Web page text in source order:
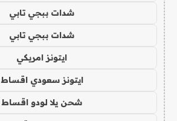
شدات ببجي تابي
شدات ببجي تابي
ايتونز امريكي
ايتونز سعودي اقساط
شحن يلا لودو اقساط